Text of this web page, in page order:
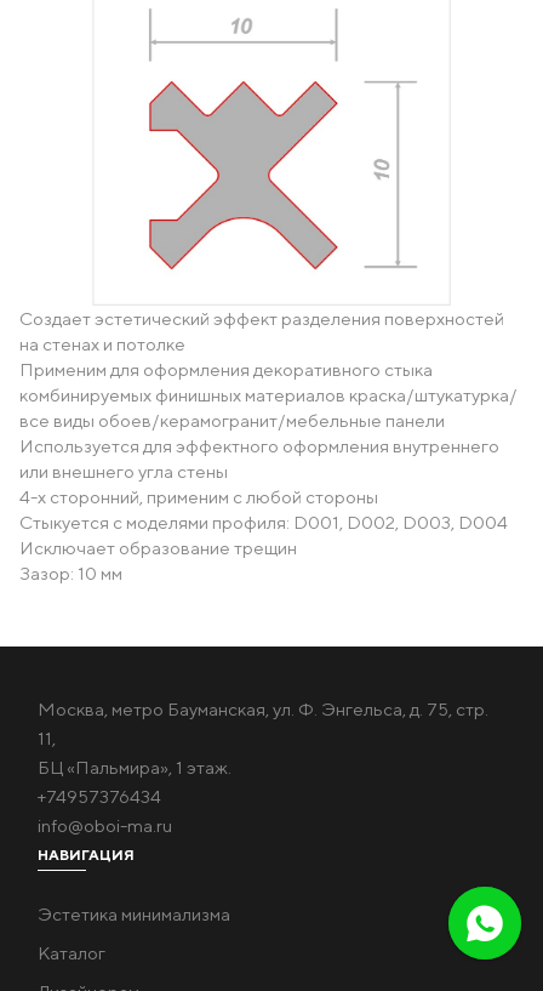
Создает эстетический эффект разделения поверхностей
на стенах и потолке
Применим для оформления декоративного стыка
комбинируемых финишных материалов краска/штукатурка/
все виды обоев/керамогранит/мебельные панели
Используется для эффектного оформления внутреннего
или внешнего угла стены
4-х сторонний, применим с любой стороны
Стыкуется с моделями профиля: D001, D002, D003, D004
Исключает образование трещин
Зазор: 10 мм
Москва, метро Бауманская, ул. Ф. Энгельса, д. 75, стр.
11,
БЦ «Пальмира», 1 этаж.
+74957376434
info@oboi-ma.ru
НАВИГАЦИЯ
Эстетика минимализма
Каталог